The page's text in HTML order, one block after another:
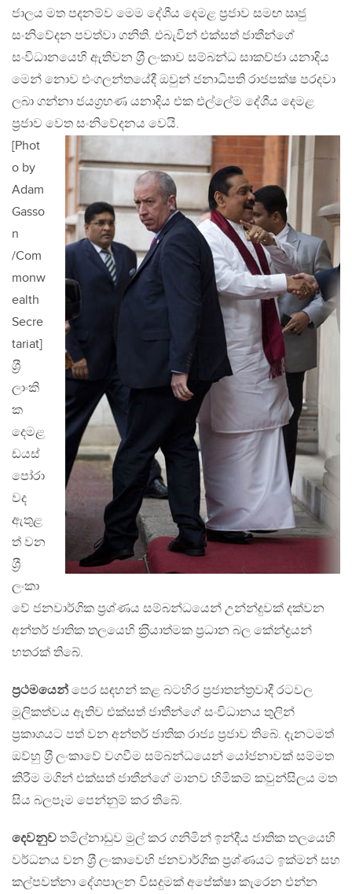
ජාලය මත පදනම්ව මෙම දේශීය දෙමළ ප‍්‍රජාව සමඟ ඍජු
සංනිවේදන පවත්වා ගනිති. එබැවින් එක්සත් ජාතීන්ගේ
සංවිධානයෙහි ඇතිවන ශ‍්‍රී ලංකාව සම්බන්ධ සාකච්ජා යනාදිය
මෙන් නොව එංගලන්තයේදී ඔවුන් ජනාධිපති රාජපක්ෂ පරදවා
ලබා ගන්නා ජයග‍්‍රහණ යනාදිය එක එල්ලේම දේශීය දෙමළ
ප‍්‍රජාව වෙත සංනිවේදනය වෙයි.
[Phot
o by
Adam
Gasso
n
/Com
monw
ealth
Secre
tariat]
ශ‍්‍රී
ලාංකි
ක
දෙමළ
ඩයස්
පෝරා
වද
ඇතුළ
ත් වන
ශ‍්‍රී
ලංකා
වේ ජනවාර්ගික ප‍්‍රශ්ණය සම්බන්ධයෙන් උන්න්දුවක් දක්වන
අන්තර් ජාතික තලයෙහි ක‍්‍රියාත්මක ප‍්‍රධාන බල කේන්ද්‍රයන්
හතරක් තිබේ.
ප‍්‍රථමයෙන් පෙර සඳහන් කළ බටහිර ප‍්‍රජාතන්ත‍්‍රවාදී රටවල
මූලිකත්වය ඇතිව එක්සත් ජාතීන්ගේ සංවිධානය තුලින්
ප‍්‍රකාශයට පත් වන අන්තර් ජාතික රාජ්‍ය ප‍්‍රජාව තිබේ. දැනටමත්
ඔව්හු ශ‍්‍රී ලංකාවේ වගවීම සම්බන්ධයෙන් යෝජනාවක් සම්මත
කිරීම මගින් එක්සත් ජාතීන්ගේ මානව හිමිකම් කවුන්සිලය මත
සිය බලපෑම පෙන්නුම් කර තිබේ.
දෙවනුව තමිල්නාඩුව මුල් කර ගනිමින් ඉන්දීය ජාතික තලයෙහි
වර්ධනය වන ශ‍්‍රී ලංකාවෙහි ජනවාර්ගික ප‍්‍රශ්ණයට ඉක්මන් සහ
කල්පවත්නා දේශපාලන විසදුමක් අපේක්ෂා කැරෙන එන්න